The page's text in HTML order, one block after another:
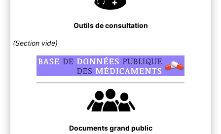
Outils de consultation
(Section vide)
Documents grand public